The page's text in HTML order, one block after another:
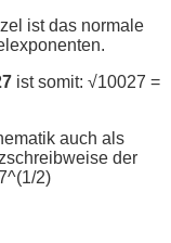
ist das normale
ist somit: √10027 =
auch als
der
2)